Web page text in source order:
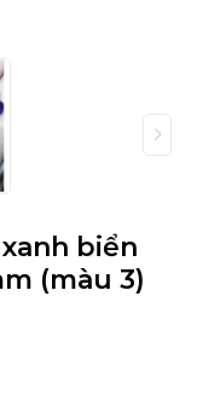
biển
(màu 3)